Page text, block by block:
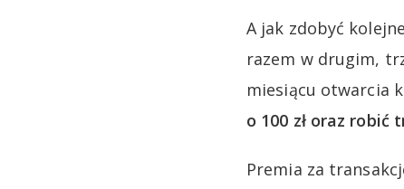
A jak zdobyć
razem w drugim,
miesiącu otwarcia
o 100 zł oraz robić
Premia za